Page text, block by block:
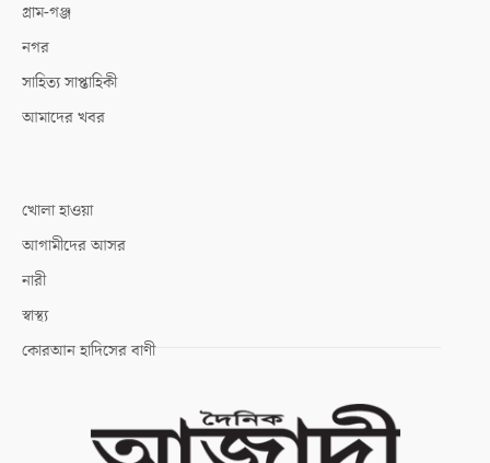
গ্রাম-গঞ্জ
নগর
সাহিত্য সাপ্তাহিকী
আমাদের খবর
খোলা হাওয়া
আগামীদের আসর
নারী
স্বাস্থ্য
কোরআন হাদিসের বাণী